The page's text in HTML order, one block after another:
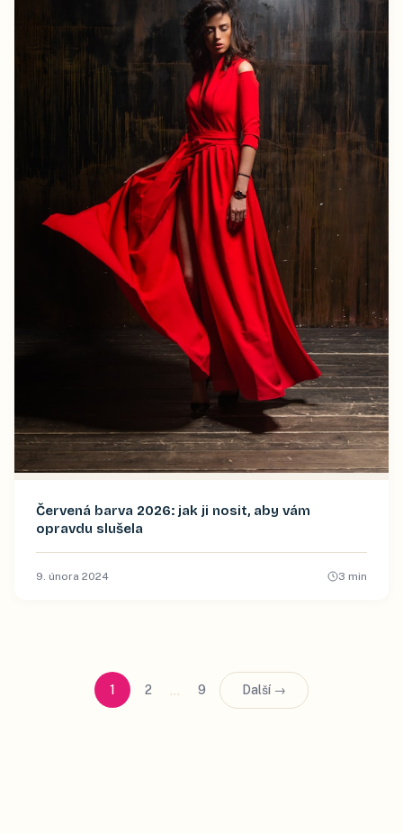
Červená barva 2026: jak ji nosit, aby vám
opravdu slušela
9. února 2024 3 min
1 2 … 9 Další →